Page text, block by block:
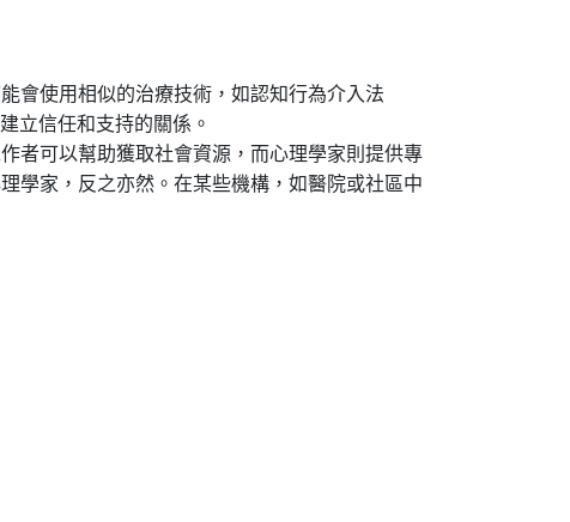
會使用相似的治療技術，如認知行為介入法
立信任和支持的關係。
者可以幫助獲取社會資源，而心理學家則提供專
學家，反之亦然。在某些機構，如醫院或社區中